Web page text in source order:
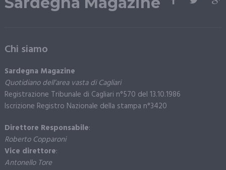
Chi siamo
Sardegna Magazine
Quotidiano dell’area vasta di Cagliari
Registrazione Tribunale di Cagliari n°570 del 13.10.1986
Iscrizione Registro Nazionale della stampa n°3420
Direttore Responsabile:
Roberto Copparoni
Vice direttore:
Antonello Tore